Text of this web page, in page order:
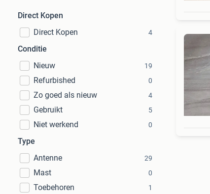
Direct Kopen
Direct Kopen
4
Conditie
Nieuw
19
Refurbished 0
Zo goed als nieuw 4
Gebruikt 5
Niet werkend 0
Type
Antenne
29
Mast 0
Toebehoren 1